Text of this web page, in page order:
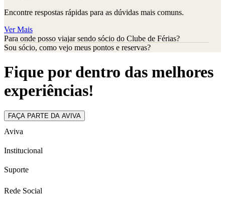
Encontre respostas rápidas para as dúvidas mais comuns.
Ver Mais
Para onde posso viajar sendo sócio do Clube de Férias?
Sou sócio, como vejo meus pontos e reservas?
Fique por dentro das melhores
experiências!
FAÇA PARTE DA AVIVA
Aviva
Institucional
Suporte
Rede Social